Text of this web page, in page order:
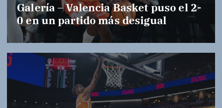
Galería – Valencia Basket puso el 2-
0 en un partido más desigual